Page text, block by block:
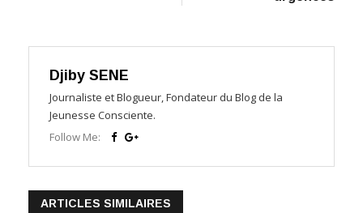
Djiby SENE
Journaliste et Blogueur, Fondateur du Blog de la
Jeunesse Consciente.
Follow Me:
ARTICLES SIMILAIRES